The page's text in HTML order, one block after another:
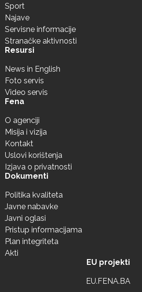
Sport
Najave
Servisne informacije
Stranačke aktivnosti
Resursi
News in English
Foto servis
Video servis
Fena
O agenciji
Misija i vizija
Kontakt
Uslovi korištenja
Izjava o privatnosti
Dokumenti
Politika kvaliteta
Javne nabavke
Javni oglasi
Pristup informacijama
Plan integriteta
Akti
EU projekti
EU.FENA.BA